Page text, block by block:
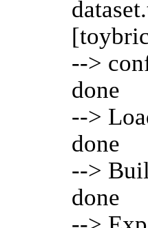
-->
done
-->
done
-->
done